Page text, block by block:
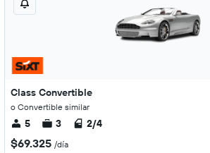
Class Convertible
o Convertible similar
5 3 2/4
$69.325 /día